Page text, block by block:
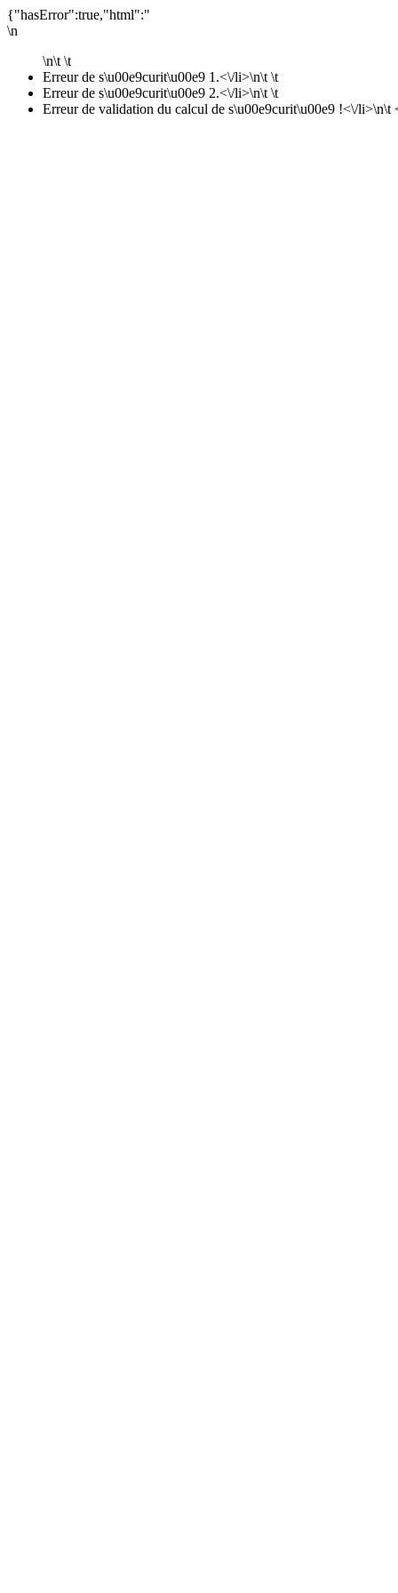
{"hasError":true,"html":"
\n
\n\t \t
Erreur de s\u00e9curit\u00e9 1.<\/li>\n\t \t
Erreur de s\u00e9curit\u00e9 2.<\/li>\n\t \t
Erreur de validation du calcul de s\u00e9curit\u00e9 !<\/